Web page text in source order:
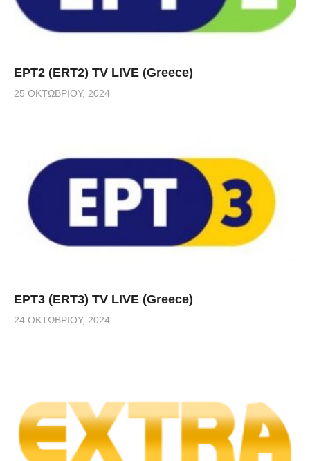
ΕΡΤ2 (ERT2) TV LIVE (Greece)
25 ΟΚΤΩΒΡΊΟΥ, 2024
ΕΡΤ3 (ERT3) TV LIVE (Greece)
24 ΟΚΤΩΒΡΊΟΥ, 2024